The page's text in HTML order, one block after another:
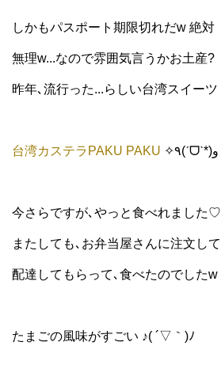
しかもパスポート期限切れだw 絶対
無理w...なので雰囲気言うかお土産?
昨年､流行った...らしい台湾スイーツ
台湾カステラPAKU PAKU ✧٩(ˊᗜˋ*)و
今さらですが､やっと食べれました♡
またしても､お弁当屋さんに注文して
配達してもらって､食べたのでしたw
たまごの風味がすごい ♪( ´▽｀)ﾉ